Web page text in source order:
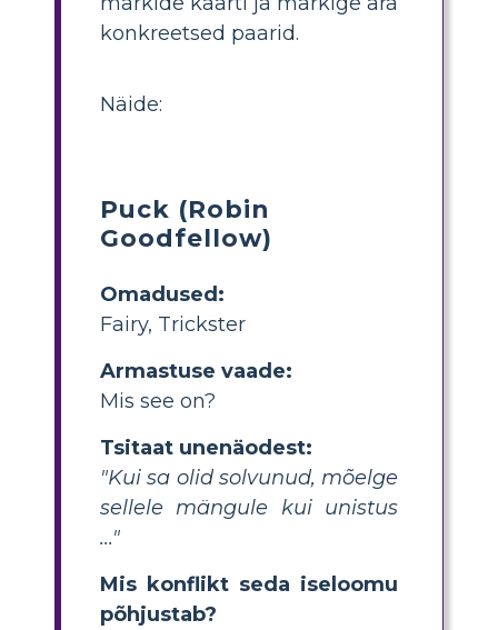
konkreetsed paarid.
Näide:
Puck (Robin
Goodfellow)
Omadused:
Fairy, Trickster
Armastuse vaade:
Mis see on?
Tsitaat unenäodest:
"Kui sa olid solvunud, mõelge
sellele mängule kui unistus
..."
Mis konflikt seda iseloomu
põhjustab?